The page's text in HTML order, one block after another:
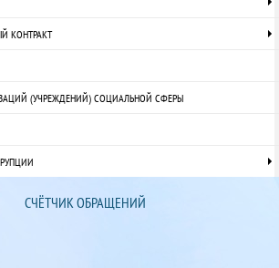
КОНТРАКТ
(УЧРЕЖДЕНИЙ) СОЦИАЛЬНОЙ СФЕРЫ
СЧЁТЧИК ОБРАЩЕНИЙ